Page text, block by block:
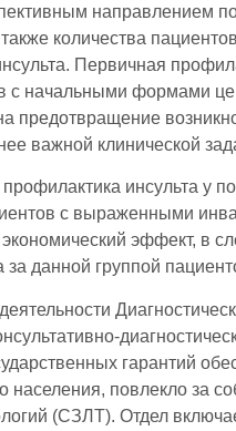
направлением
количества
Первичная
с начальными формами
предотвращение
важной клинической
инсульта у
с выраженными
эффект, в
за данной группой
гарантий
населения, повлекло за
(СЗЛТ). Отдел